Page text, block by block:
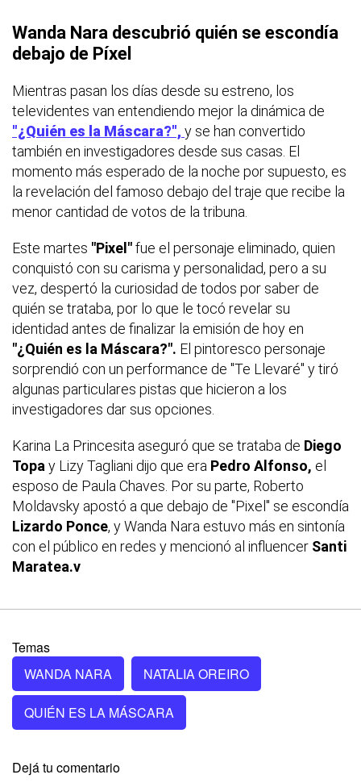
Wanda Nara descubrió quién se escondía
debajo de Píxel
Mientras pasan los días desde su estreno, los
televidentes van entendiendo mejor la dinámica de
"¿Quién es la Máscara?", y se han convertido
también en investigadores desde sus casas. El
momento más esperado de la noche por supuesto, es
la revelación del famoso debajo del traje que recibe la
menor cantidad de votos de la tribuna.
Este martes "Pixel"fue el personaje eliminado, quien
conquistó con su carisma y personalidad, pero a su
vez, despertó la curiosidad de todos por saber de
quién se trataba, por lo que le tocó revelar su
identidad antes de finalizar la emisión de hoy en
"¿Quién es la Máscara?". El pintoresco personaje
sorprendió con un performance de "Te Llevaré" y tiró
algunas particulares pistas que hicieron a los
investigadores dar sus opciones.
Karina La Princesita aseguró que se trataba de Diego
Topa y Lizy Tagliani dijo que era Pedro Alfonso, el
esposo de Paula Chaves. Por su parte, Roberto
Moldavsky apostó a que debajo de "Pixel" se escondía
Lizardo Ponce, y Wanda Nara estuvo más en sintonía
con el público en redes y mencionó al influencer Santi
Maratea.v
Temas
WANDA NARA
NATALIA OREIRO
QUIÉN ES LA MÁSCARA
Dejá tu comentario